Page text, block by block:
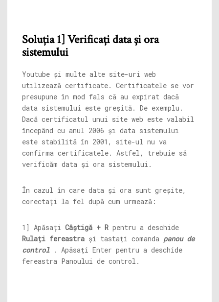
Soluția 1] Verificați data și ora
sistemului
Youtube și multe alte site-uri web
utilizează certificate. Certificatele se vor
presupune în mod fals că au expirat dacă
data sistemului este greșită. De exemplu.
Dacă certificatul unui site web este valabil
începând cu anul 2006 și data sistemului
este stabilită în 2001, site-ul nu va
confirma certificatele. Astfel, trebuie să
verificăm data și ora sistemului.
În cazul în care data și ora sunt greșite,
corectați la fel după cum urmează:
1] Apăsați Câștigă + R pentru a deschide
Rulați fereastra și tastați comanda panou de
control . Apăsați Enter pentru a deschide
fereastra Panoului de control.